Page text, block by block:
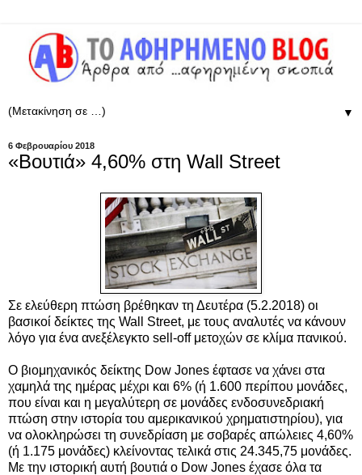
▼
6 Φεβρουαρίου 2018
«Βουτιά» 4,60% στη Wall Street
Σε ελεύθερη πτώση βρέθηκαν τη Δευτέρα (5.2.2018) οι
βασικοί δείκτες της Wall Street, με τους αναλυτές να κάνουν
λόγο για ένα ανεξέλεγκτο sell-off μετοχών σε κλίμα πανικού.
Ο βιομηχανικός δείκτης Dow Jones έφτασε να χάνει στα
χαμηλά της ημέρας μέχρι και 6% (ή 1.600 περίπου μονάδες,
που είναι και η μεγαλύτερη σε μονάδες ενδοσυνεδριακή
πτώση στην ιστορία του αμερικανικού χρηματιστηρίου), για
να ολοκληρώσει τη συνεδρίαση με σοβαρές απώλειες 4,60%
(ή 1.175 μονάδες) κλείνοντας τελικά στις 24.345,75 μονάδες.
Με την ιστορική αυτή βουτιά ο Dow Jones έχασε όλα τα